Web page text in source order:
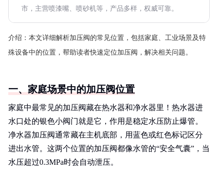
市，主营喷漆嘴、喷砂机等，产品多样，权威可靠。
介绍： 本文详细解析加压阀的常见位置，包括家庭、工业场景及特
殊设备中的位置，帮助读者快速定位加压阀，解决相关问题。
一、家庭场景中的加压阀位置
家庭中最常见的加压阀藏在热水器和净水器里！热水器进
水口处的银色小阀门就是它，作用是稳定水压防止爆管。
净水器加压阀通常藏在主机底部，用蓝色或红色标记区分
进出水管。这两个位置的加压阀都像水管的“安全气囊”，当
水压超过0.3MPa时会自动泄压。